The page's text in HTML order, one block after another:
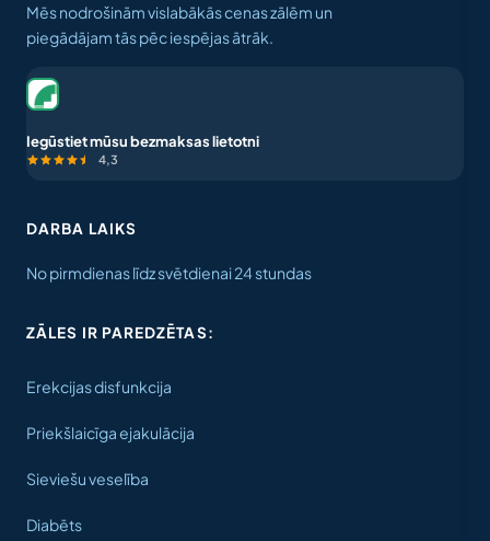
Mēs nodrošinām vislabākās cenas zālēm un
piegādājam tās pēc iespējas ātrāk.
Iegūstiet mūsu bezmaksas lietotni
4,3
DARBA LAIKS
No pirmdienas līdz svētdienai 24 stundas
ZĀLES IR PAREDZĒTAS:
Erekcijas disfunkcija
Priekšlaicīga ejakulācija
Sieviešu veselība
Diabēts